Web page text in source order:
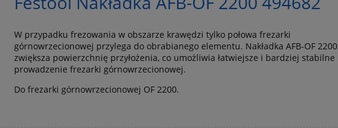
W przypadku frezowania w obszarze krawędzi tylko połowa frezarki
górnowrzecionowej przylega do obrabianego elementu. Nakładka AFB-OF 2200
zwiększa powierzchnię przyłożenia, co umożliwia łatwiejsze i bardziej stabilne
prowadzenie frezarki górnowrzecionowej.
Do frezarki górnowrzecionowej OF 2200.